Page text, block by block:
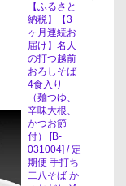
【ふるさと
納税】【3
ヶ月連続お
届け】名人
の打つ越前
おろしそば
4食入り
（麺つゆ、
辛味大根、
かつお節
付） [B-
031004] / 定
期便 手打ち
二八そば か